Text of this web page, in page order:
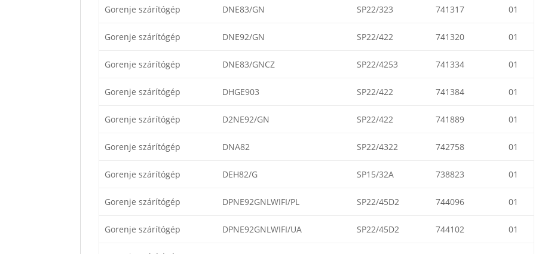
Gorenje szárítógép DNE83/GN SP22/323 741317 01
Gorenje szárítógép DNE92/GN SP22/422 741320 01
Gorenje szárítógép DNE83/GNCZ SP22/4253 741334 01
Gorenje szárítógép DHGE903 SP22/422 741384 01
Gorenje szárítógép D2NE92/GN SP22/422 741889 01
Gorenje szárítógép DNA82 SP22/4322 742758 01
Gorenje szárítógép DEH82/G SP15/32A 738823 01
Gorenje szárítógép DPNE92GNLWIFI/PL SP22/45D2 744096 01
Gorenje szárítógép DPNE92GNLWIFI/UA SP22/45D2 744102 01